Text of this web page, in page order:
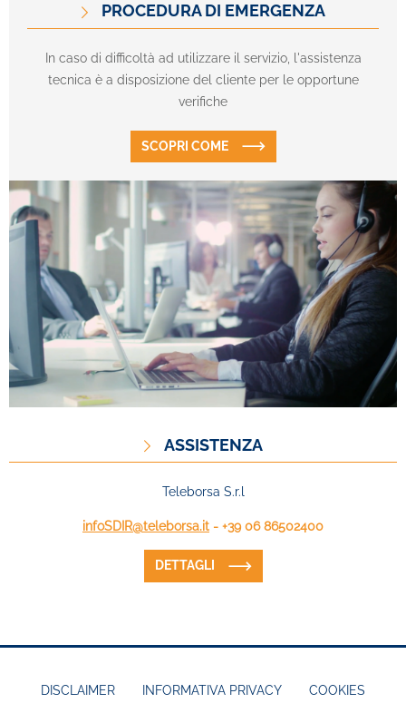
PROCEDURA DI EMERGENZA
In caso di difficoltà ad utilizzare il servizio, l'assistenza
tecnica è a disposizione del cliente per le opportune
verifiche
SCOPRI COME
ASSISTENZA
Teleborsa S.r.l
infoSDIR@teleborsa.it - +39 06 86502400
DETTAGLI
DISCLAIMER INFORMATIVA PRIVACY COOKIES